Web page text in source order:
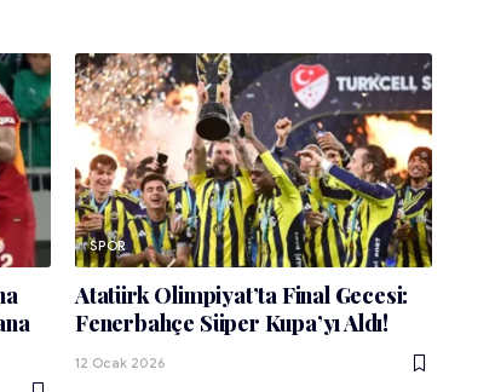
SPOR
Atatürk Olimpiyat’ta Final Gecesi:
Fenerbahçe Süper Kupa’yı Aldı!
12 Ocak 2026